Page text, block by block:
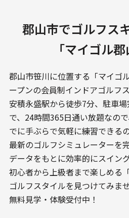
郡山市でゴルフス
「マイゴル
郡山市笹川に位置する「マイゴ
ープンの会員制インドアゴルフ
安積永盛駅から徒歩7分、駐車
で、24時間365日通い放題なの
でに手ぶらで気軽に練習できる
最新のゴルフシミュレーターを
データをもとに効率的にスイン
初心者から上級者まで楽しめる
ゴルフスタイルを見つけてみま
無料見学・体験受付中！